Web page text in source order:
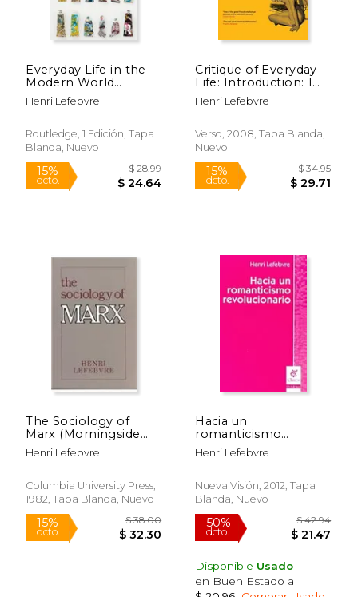
Everyday Life in the
Modern World
(Routledge Classics)
(en Inglés)
Henri Lefebvre
Routledge, 1 Edición, Tapa
Blanda, Nuevo
Critique of Everyday
Life: Introduction: 1
(en Inglés)
Henri Lefebvre
Verso, 2008, Tapa Blanda,
Nuevo
The Sociology of
Marx (Morningside
Books) (en Inglés)
Henri Lefebvre
Columbia University Press,
1982, Tapa Blanda, Nuevo
Hacia un
romanticismo
revolucionario
Henri Lefebvre
Nueva Visión, 2012, Tapa
Blanda, Nuevo
Disponible Usado
en Buen Estado a